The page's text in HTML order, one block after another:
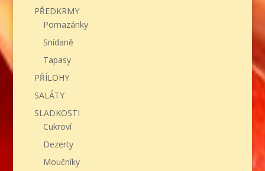
PŘEDKRMY
Pomazánky
Snídaně
Tapasy
PŘÍLOHY
SALÁTY
SLADKOSTI
Cukroví
Dezerty
Moučníky